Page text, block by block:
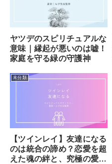
ヤツデのスピリチュアルな
意味｜縁起が悪いのは嘘！
家庭を守る緑の守護神
未分類
【ツインレイ】友達になる
のは統合の諦め？恋愛を超
えた魂の絆と、究極の愛の